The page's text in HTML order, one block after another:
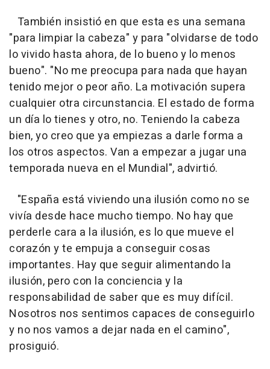
También insistió en que esta es una semana
"para limpiar la cabeza" y para "olvidarse de todo
lo vivido hasta ahora, de lo bueno y lo menos
bueno". "No me preocupa para nada que hayan
tenido mejor o peor año. La motivación supera
cualquier otra circunstancia. El estado de forma
un día lo tienes y otro, no. Teniendo la cabeza
bien, yo creo que ya empiezas a darle forma a
los otros aspectos. Van a empezar a jugar una
temporada nueva en el Mundial", advirtió.
"España está viviendo una ilusión como no se
vivía desde hace mucho tiempo. No hay que
perderle cara a la ilusión, es lo que mueve el
corazón y te empuja a conseguir cosas
importantes. Hay que seguir alimentando la
ilusión, pero con la conciencia y la
responsabilidad de saber que es muy difícil.
Nosotros nos sentimos capaces de conseguirlo
y no nos vamos a dejar nada en el camino",
prosiguió.